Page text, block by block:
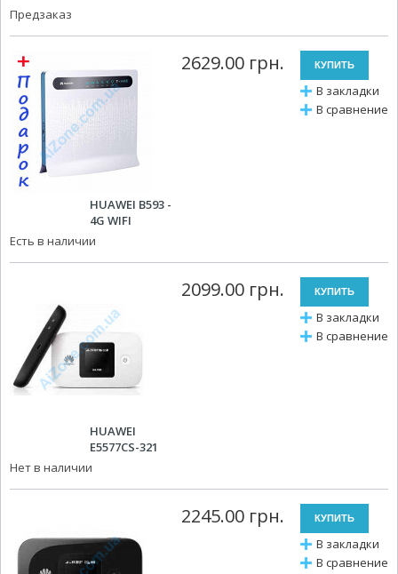
Предзаказ
В закладки
В сравнение
2629.00 грн.
HUAWEI B593 -
4G WIFI
Есть в наличии
В закладки
В сравнение
2099.00 грн.
HUAWEI
E5577CS-321
Нет в наличии
В закладки
В сравнение
2245.00 грн.